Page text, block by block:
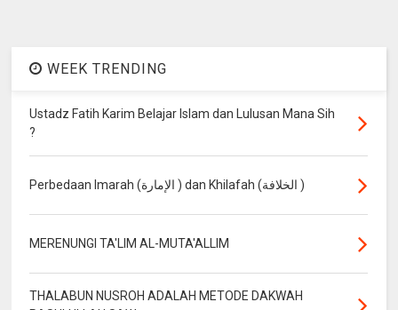
WEEK TRENDING
Ustadz Fatih Karim Belajar Islam dan Lulusan Mana Sih
?
Perbedaan Imarah (الإمارة ) dan Khilafah (الخلافة )
MERENUNGI TA'LIM AL-MUTA'ALLIM
THALABUN NUSROH ADALAH METODE DAKWAH